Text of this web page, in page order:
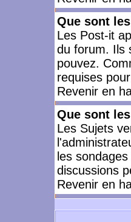
Que sont
Les Post-it
du forum. Ils
pouvez.
requises
Revenir en
Que sont
Les Sujets
les
discussions
Revenir en